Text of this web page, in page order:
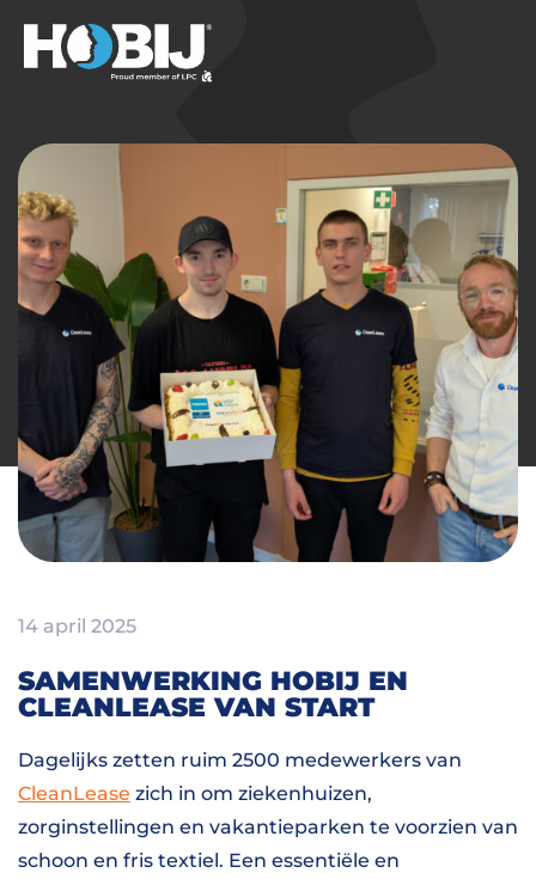
14 april 2025
SAMENWERKING HOBIJ EN
CLEANLEASE VAN START
Dagelijks zetten ruim 2500 medewerkers van
CleanLease zich in om ziekenhuizen,
zorginstellingen en vakantieparken te voorzien van
schoon en fris textiel. Een essentiële en